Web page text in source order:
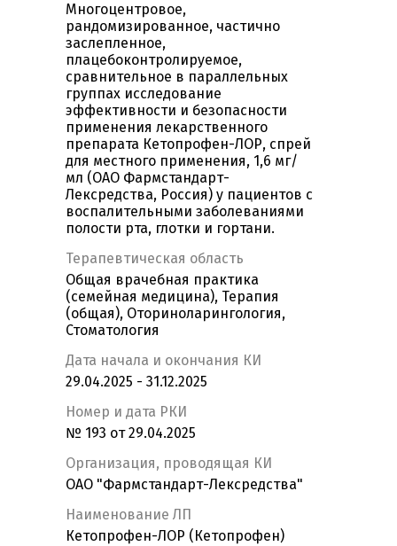
Многоцентровое,
рандомизированное, частично
заслепленное,
плацебоконтролируемое,
сравнительное в параллельных
группах исследование
эффективности и безопасности
применения лекарственного
препарата Кетопрофен-ЛОР, спрей
для местного применения, 1,6 мг/
мл (ОАО Фармстандарт-
Лексредства, Россия) у пациентов с
воспалительными заболеваниями
полости рта, глотки и гортани.
Терапевтическая область
Общая врачебная практика
(семейная медицина), Терапия
(общая), Оториноларингология,
Стоматология
Дата начала и окончания КИ
29.04.2025 - 31.12.2025
Номер и дата РКИ
№ 193 от 29.04.2025
Организация, проводящая КИ
ОАО "Фармстандарт-Лексредства"
Наименование ЛП
Кетопрофен-ЛОР (Кетопрофен)